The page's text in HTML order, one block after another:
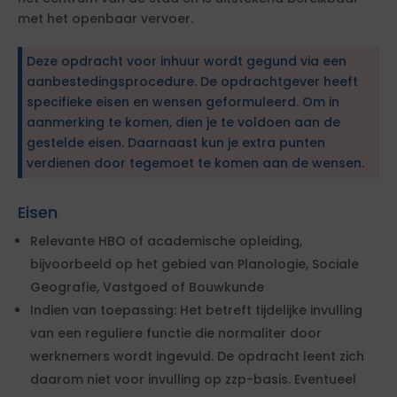
met het openbaar vervoer.
Deze opdracht voor inhuur wordt gegund via een
aanbestedingsprocedure. De opdrachtgever heeft
specifieke eisen en wensen geformuleerd. Om in
aanmerking te komen, dien je te voldoen aan de
gestelde eisen. Daarnaast kun je extra punten
verdienen door tegemoet te komen aan de wensen.
Eisen
Relevante HBO of academische opleiding,
bijvoorbeeld op het gebied van Planologie, Sociale
Geografie, Vastgoed of Bouwkunde
Indien van toepassing: Het betreft tijdelijke invulling
van een reguliere functie die normaliter door
werknemers wordt ingevuld. De opdracht leent zich
daarom niet voor invulling op zzp-basis. Eventueel